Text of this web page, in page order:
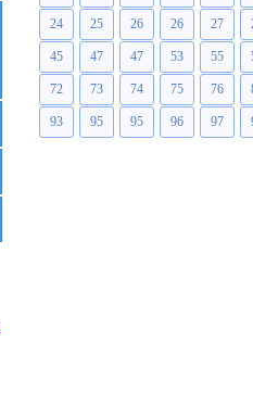
24 25 26 26 27
45 47 47 53 55
72 73 74 75 76
93 95 95 96 97